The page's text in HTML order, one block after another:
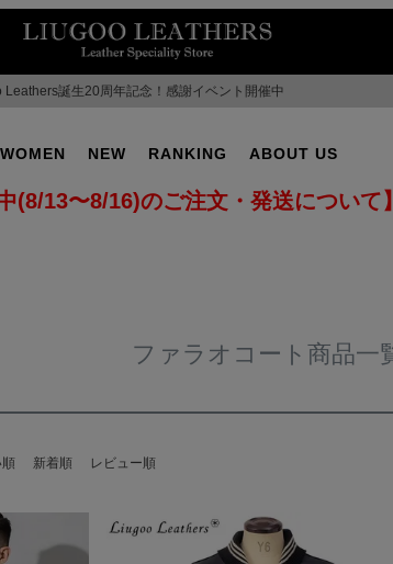
Leathers誕生20周年記念！感謝イベント開催中
カーコート
ファラオコート LIUGOO LEATHERS×VIBECA Co.
WOMEN
GOODS ▶ SPECIAL COLLECTION ▶
ゴジラ－1.0神木隆之介さんご着用モデ
NEW RANKING ABOUT US
イド
ア/お手入れ方法
レビュー投稿キャンペーン
LINEお友だち特典
(8/13〜8/16)のご注文・発送について】
ファラオコート商品一
新着順 レビュー順